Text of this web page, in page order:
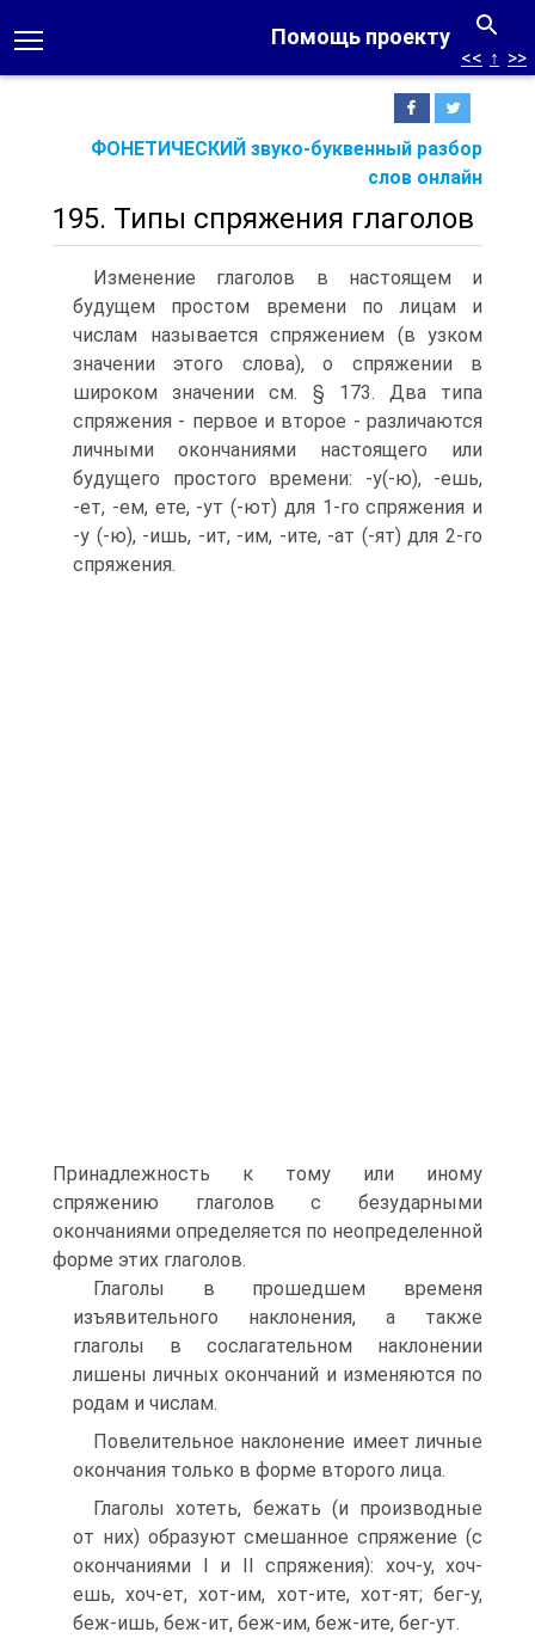
Помощь проекту
ФОНЕТИЧЕСКИЙ звуко-буквенный разбор
слов онлайн
<< ↑ >>
195. Типы спряжения глаголов
Изменение глаголов в настоящем и
будущем простом времени по лицам и
числам называется спряжением (в узком
значении этого слова), о спряжении в
широком значении см. § 173. Два типа
спряжения - первое и второе - различаются
личными окончаниями настоящего или
будущего простого времени: -у(-ю), -ешь,
-ет, -ем, ете, -ут (-ют) для 1-го спряжения и
-у (-ю), -ишь, -ит, -им, -ите, -aт (-ят) для 2-го
спряжения.
Принадлежность к тому или иному
спряжению глаголов с безударными
окончаниями определяется по неопределенной
форме этих глаголов.
Глаголы в прошедшем временя
изъявительного наклонения, а также
глаголы в сослагательном наклонении
лишены личных окончаний и изменяются по
родам и числам.
Повелительное наклонение имеет личные
окончания только в форме второго лица.
Глаголы хотеть, бежать (и производные
от них) образуют смешанное спряжение (с
окончаниями I и II спряжения): хоч-у, хоч-
ешь, хоч-ет, хот-им, хот-ите, хот-ят; бег-у,
беж-ишь, беж-ит, беж-им, беж-ите, бег-ут.